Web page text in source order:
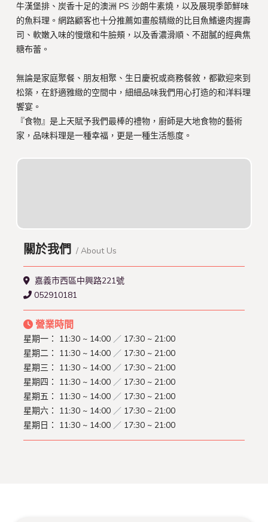
牛漢堡排、炭香十足的澳洲 PS 沙朗牛素燒，以及展現季節鮮味
的魚料理。網路顧客也十分推薦如畫般精緻的比目魚鰭邊肉握壽
司、軟嫩入味的慢燉和牛臉頰，以及香濃滑順、不甜膩的經典焦
糖布蕾。
無論是家庭聚餐、朋友相聚、生日慶祝或商務餐敘，都歡迎來到
松築，在舒適雅緻的空間中，細細品味我們用心打造的和洋料理
饗宴。
『食物』是上天賦予我們最棒的禮物，廚師是大地食物的藝術
家，品味料理是一種幸福，更是一種生活態度。
關於我們 / About Us
嘉義市西區中興路221號
052910181
營業時間
星期一： 11:30 ~ 14:00 ／ 17:30 ~ 21:00
星期二： 11:30 ~ 14:00 ／ 17:30 ~ 21:00
星期三： 11:30 ~ 14:00 ／ 17:30 ~ 21:00
星期四： 11:30 ~ 14:00 ／ 17:30 ~ 21:00
星期五： 11:30 ~ 14:00 ／ 17:30 ~ 21:00
星期六： 11:30 ~ 14:00 ／ 17:30 ~ 21:00
星期日： 11:30 ~ 14:00 ／ 17:30 ~ 21:00